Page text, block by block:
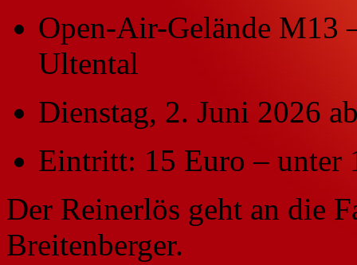
Open-Air-Gelände M13
Ultental
Dienstag, 2. Juni 2026
Eintritt: 15 Euro – unter
Der Reinerlös geht an die
Breitenberger.